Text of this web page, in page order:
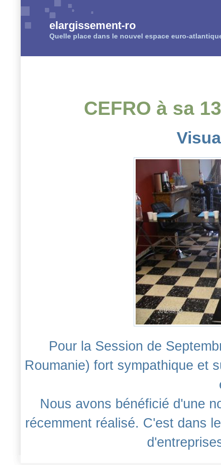
elargissement-ro
Quelle place dans le nouvel espace euro-
CEFRO à sa
Pour la Session de
Roumanie) fort sympathique et
Nous avons bénéficié d'une
récemment réalisé. C'est dans